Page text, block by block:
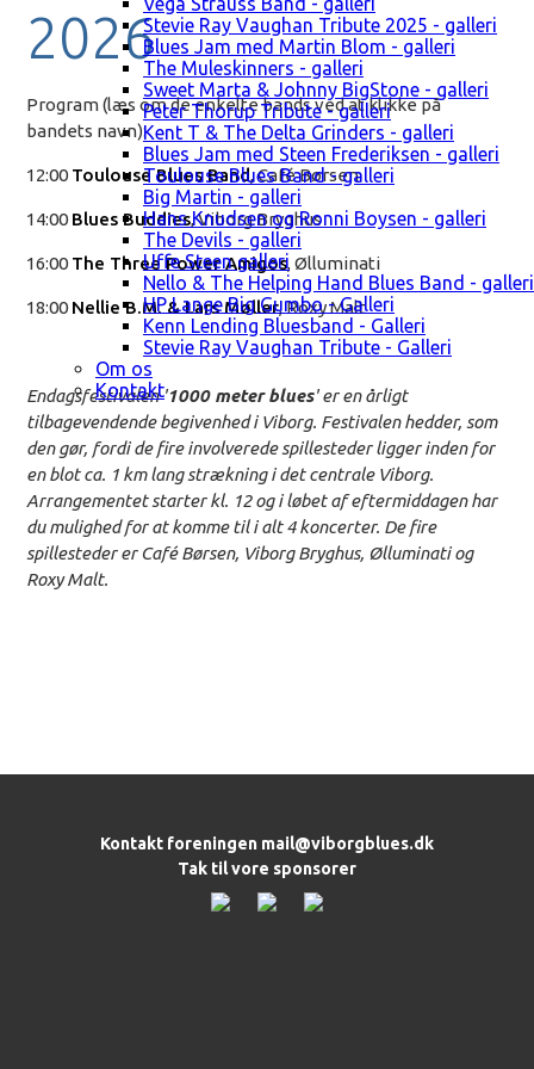
Stevie Ray Vaughan Tribute 2025 - galleri
Blues Jam med Martin Blom - galleri
The Muleskinners - galleri
Sweet Marta & Johnny BigStone - galleri
Peter Thorup Tribute - galleri
Kent T & The Delta Grinders - galleri
Blues Jam med Steen Frederiksen - galleri
Toulouse Blues Band - galleri
Big Martin - galleri
Hans Knudsen og Ronni Boysen - galleri
The Devils - galleri
Uffe Steen galleri
Nello & The Helping Hand Blues Band - galleri
HP Lange Big Gumbo - Galleri
Kenn Lending Bluesband - Galleri
Stevie Ray Vaughan Tribute - Galleri
Om os
Kontakt
2026
Program (læs om de enkelte bands ved at klikke på
bandets navn):
12:00 Toulouse Blues Band, Café Børsen
14:00 Blues Buddies, Viborg Bryghus
16:00 The Three Power Amigos, Ølluminati
18:00 Nellie B.M. & Lars Møller, Roxy Malt
Endagsfestivalen '1000 meter blues' er en årligt
tilbagevendende begivenhed i Viborg. Festivalen hedder, som
den gør, fordi de fire involverede spillesteder ligger inden for
en blot ca. 1 km lang strækning i det centrale Viborg.
Arrangementet starter kl. 12 og i løbet af eftermiddagen har
du mulighed for at komme til i alt 4 koncerter. De fire
spillesteder er Café Børsen, Viborg Bryghus, Ølluminati og
Roxy Malt.
Kontakt foreningen mail@viborgblues.dk
Tak til vore sponsorer